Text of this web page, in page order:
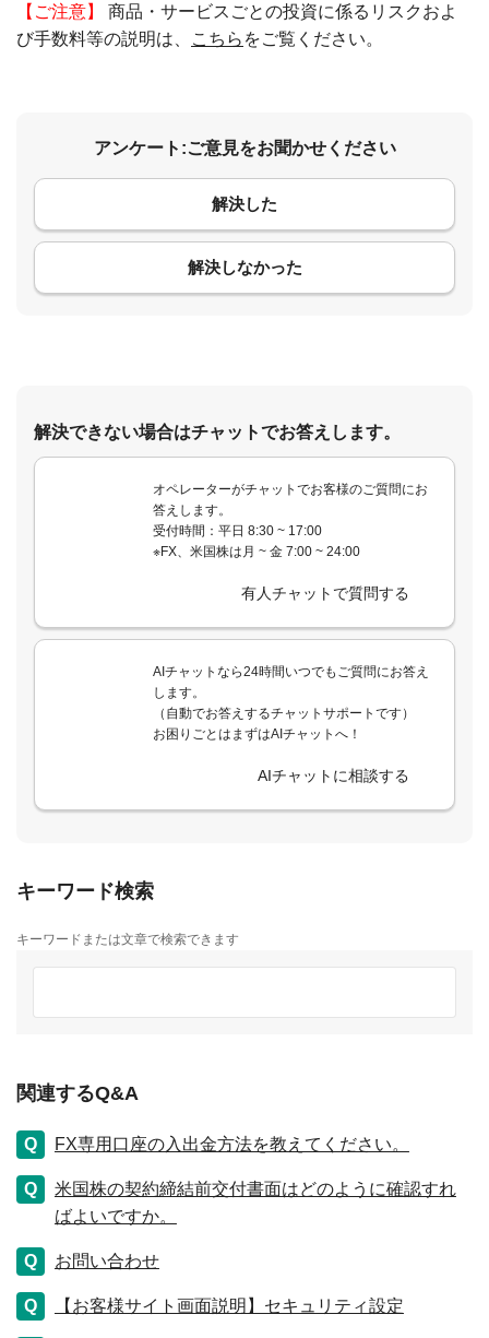
【ご注意】 商品・サービスごとの投資に係るリスクおよ
び手数料等の説明は、
こちら をご覧ください。
アンケート:ご意見をお聞かせください
解決した
解決しなかった
コメント
解決できない場合はチャットでお答えします。
オペレーターがチャットでお客様のご質問にお
答えします。
受付時間：平日 8:30 ~ 17:00
※FX、米国株は月 ~ 金 7:00 ~ 24:00
有人チャットで質問する
AIチャットなら24時間いつでもご質問にお答え
します。
（自動でお答えするチャットサポートです）
お困りごとはまずはAIチャットへ！
AIチャットに相談する
キーワード検索
キーワードまたは文章で検索できます
関連するQ&A
FX専用口座の入出金方法を教えてください。
米国株の契約締結前交付書面はどのように確認すれ
ばよいですか。
お問い合わせ
【お客様サイト画面説明】セキュリティ設定